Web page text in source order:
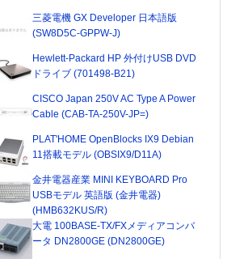
三菱電機 GX Developer 日本語版
(SW8D5C-GPPW-J)
Hewlett-Packard HP 外付けUSB DVD
ドライブ (701498-B21)
CISCO Japan 250V AC Type A Power
Cable (CAB-TA-250V-JP=)
PLAT'HOME OpenBlocks IX9 Debian
11搭載モデル (OBSIX9/D11A)
金井電器産業 MINI KEYBOARD Pro
USBモデル 英語版 (金井電器)
(HMB632KUS/R)
大電 100BASE-TX/FXメディアコンバ
ータ DN2800GE (DN2800GE)